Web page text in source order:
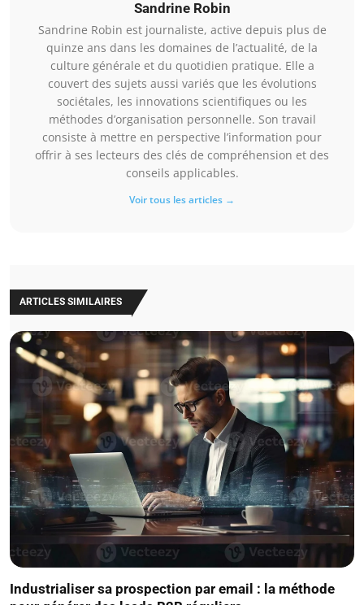
Sandrine Robin
Sandrine Robin est journaliste, active depuis plus de
quinze ans dans les domaines de l’actualité, de la
culture générale et du quotidien pratique. Elle a
couvert des sujets aussi variés que les évolutions
sociétales, les innovations scientifiques ou les
méthodes d’organisation personnelle. Son travail
consiste à mettre en perspective l’information pour
offrir à ses lecteurs des clés de compréhension et des
conseils applicables.
Voir tous les articles →
ARTICLES SIMILAIRES
Industrialiser sa prospection par email : la méthode